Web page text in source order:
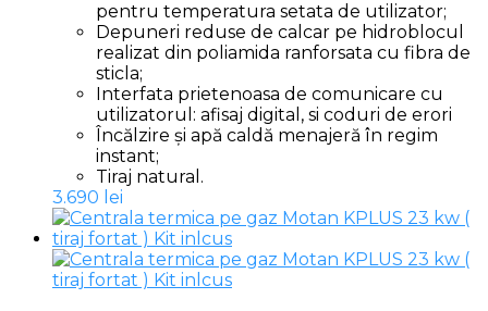
pentru temperatura setata de utilizator;
Depuneri reduse de calcar pe hidroblocul
realizat din poliamida ranforsata cu fibra de
sticla;
Interfata prietenoasa de comunicare cu
utilizatorul: afisaj digital, si coduri de erori
Încălzire și apă caldă menajeră în regim
instant;
Tiraj natural.
3.690 lei